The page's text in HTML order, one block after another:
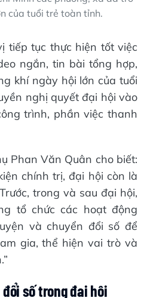
của tuổi trẻ toàn tỉnh.
tiếp tục thực hiện tốt việc
ngắn, tin bài tổng hợp,
khí ngày hội lớn của tuổi
nghị quyết đại hội vào
trình, phần việc thanh
Phan Văn Quân cho biết:
chính trị, đại hội còn là
trong và sau đại hội,
tổ chức các hoạt động
và chuyển đổi số để
gia, thể hiện vai trò và
số trong đại hội